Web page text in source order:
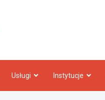
Usługi Instytucje